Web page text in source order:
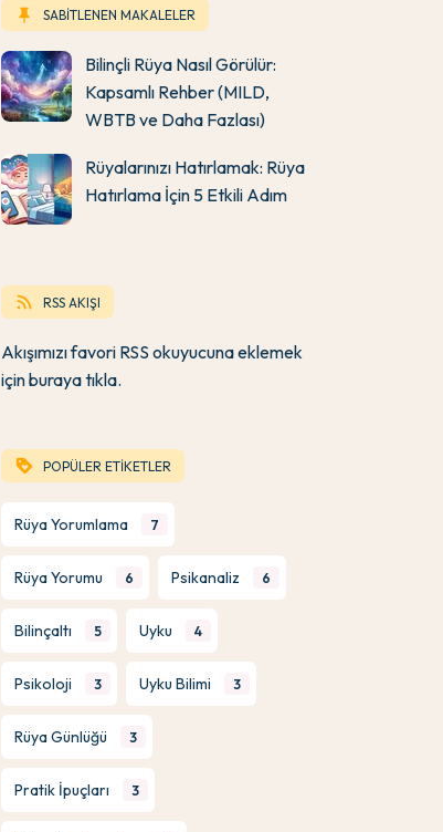
keep SABİTLENEN MAKALELER
Bilinçli Rüya Nasıl Görülür:
Kapsamlı Rehber (MILD,
WBTB ve Daha Fazlası)
Rüyalarınızı Hatırlamak: Rüya
Hatırlama İçin 5 Etkili Adım
rss_feed RSS AKIŞI
Akışımızı favori RSS okuyucuna eklemek
için buraya tıkla.
loyalty POPÜLER ETİKETLER
Rüya Yorumlama 7
Rüya Yorumu 6 Psikanaliz 6
Bilinçaltı 5 Uyku 4
Psikoloji 3 Uyku Bilimi 3
Rüya Günlüğü 3
Pratik İpuçları 3